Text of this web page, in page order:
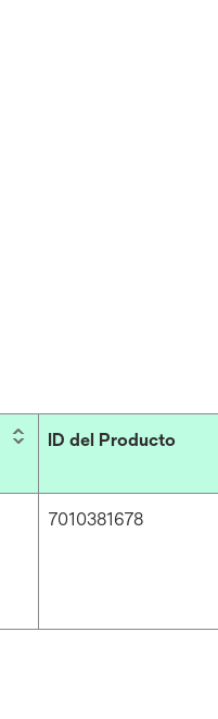
ID del Producto
7010381678